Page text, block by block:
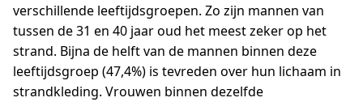
verschillende leeftijdsgroepen. Zo zijn mannen van
tussen de 31 en 40 jaar oud het meest zeker op het
strand. Bijna de helft van de mannen binnen deze
leeftijdsgroep (47,4%) is tevreden over hun lichaam in
strandkleding. Vrouwen binnen dezelfde